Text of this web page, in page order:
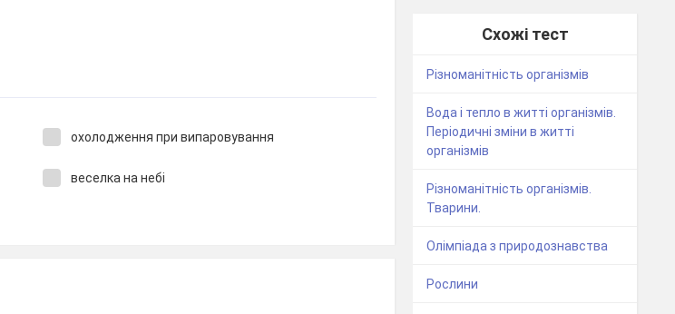
охолодження при випаровування
веселка на небі
Схожі тест
Різноманітність організмів
Вода і тепло в житті організмів.
Періодичні зміни в житті
організмів
Різноманітність організмів.
Тварини.
Олімпіада з природознавства
Рослини